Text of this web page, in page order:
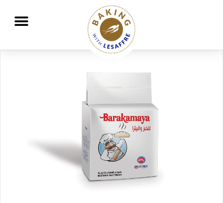
Travailler ensemble pour mieux nourrir et protéger la planète